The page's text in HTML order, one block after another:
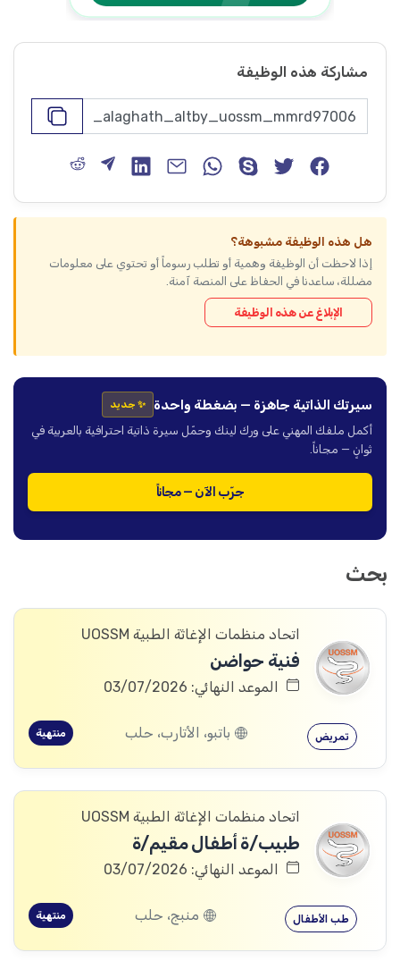
مشاركة هذه الوظيفة
هل هذه الوظيفة مشبوهة؟
إذا لاحظت أن الوظيفة وهمية أو تطلب رسوماً أو تحتوي على معلومات
مضللة، ساعدنا في الحفاظ على المنصة آمنة.
الإبلاغ عن هذه الوظيفة
سيرتك الذاتية جاهزة — بضغطة واحدة ✨ جديد
أكمل ملفك المهني على ورك لينك وحمّل سيرة ذاتية احترافية بالعربية في
ثوانٍ — مجاناً.
جرّب الآن — مجاناً
بحث
اتحاد منظمات الإغاثة الطبية UOSSM
فنية حواضن
الموعد النهائي: 03/07/2026
تمريض باتبو، الأتارب، حلب منتهية
اتحاد منظمات الإغاثة الطبية UOSSM
طبيب/ة أطفال مقيم/ة
الموعد النهائي: 03/07/2026
طب الأطفال منبج، حلب منتهية